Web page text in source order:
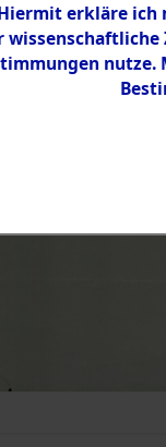
erkläre ich